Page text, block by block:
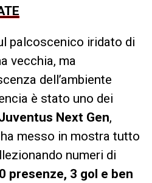
palcoscenico iridato di
vecchia, ma
dell’ambiente
è stato uno dei
Next Gen,
messo in mostra tutto
numeri di
presenze, 3 gol e ben